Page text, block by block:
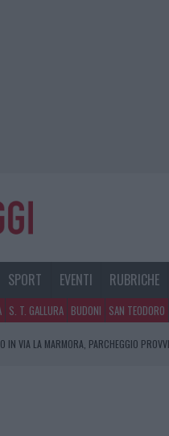
SPORT EVENTI RUBRICHE
S. T. GALLURA BUDONI SAN TEODORO
IN VIA LA MARMORA, PARCHEGGIO
ANCORA FINO A FINE AGOSTO